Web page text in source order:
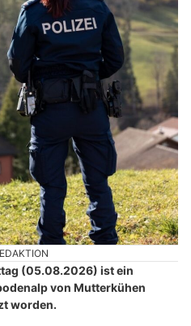
(05.08.2026) ist ein
von Mutterkühen
worden.